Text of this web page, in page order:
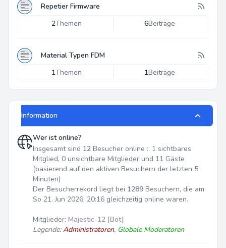
Repetier Firmware
2Themen 6Beiträge
Material Typen FDM
1Themen 1Beiträge
Information
Wer ist online?
Insgesamt sind 12 Besucher online :: 1 sichtbares
Mitglied, 0 unsichtbare Mitglieder und 11 Gäste
(basierend auf den aktiven Besuchern der letzten 5
Minuten)
Der Besucherrekord liegt bei 1289 Besuchern, die am
So 21. Jun 2026, 20:16 gleichzeitig online waren.
Mitglieder: Majestic-12 [Bot]
Legende:Administratoren, Globale Moderatoren